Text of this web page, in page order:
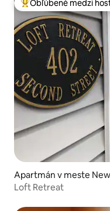
Najobľúbenejšie medzi
Obľúbené medzi
Apartmán v meste
Loft Retreat